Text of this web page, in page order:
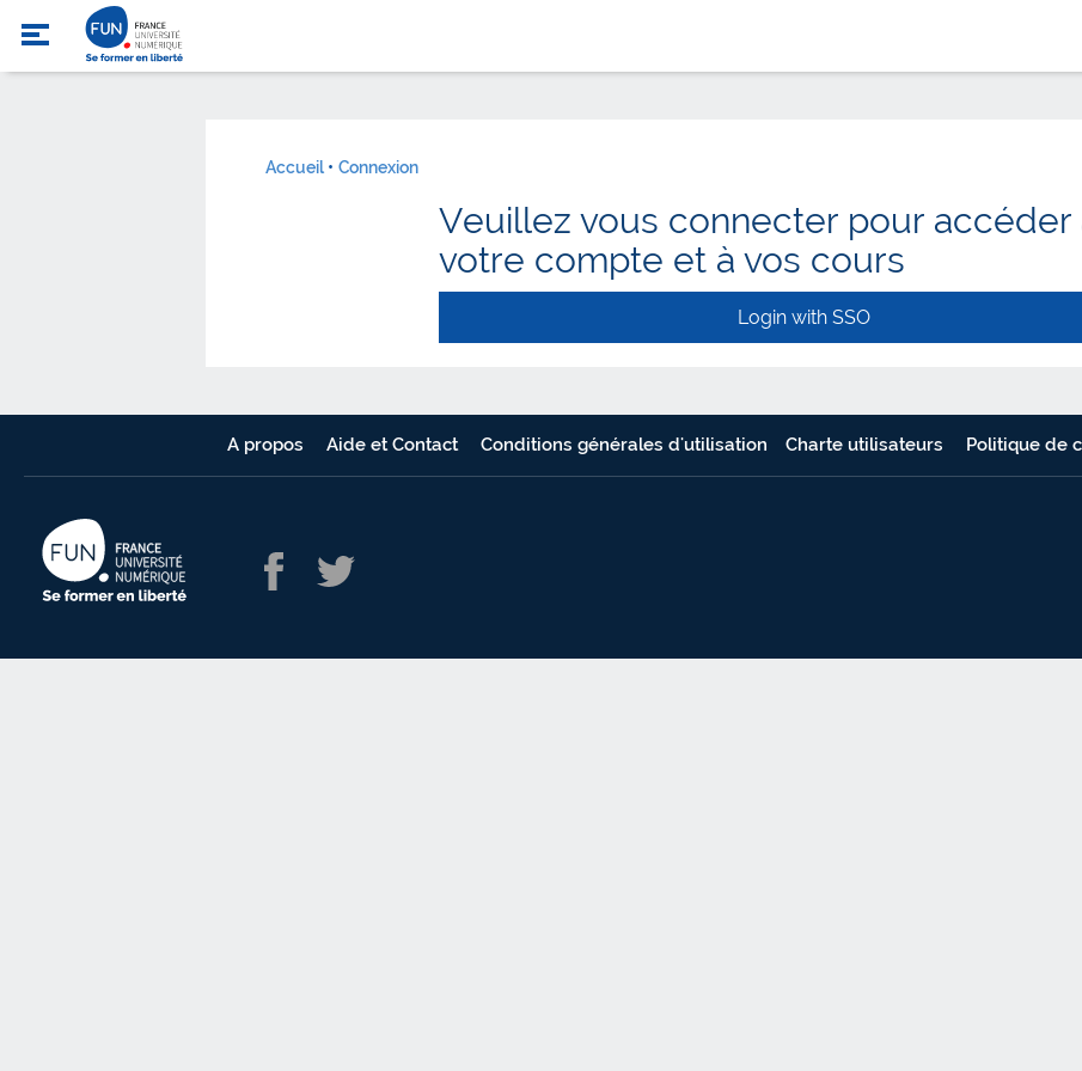
Accueil Connexion
Veuillez vous connecter pour accéder
votre compte et à vos cours
Login with SSO
A propos Aide et Contact Conditions générales d'utilisation Charte utilisateurs Politique de